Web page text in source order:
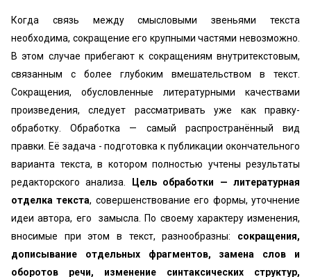
Когда связь между смысловыми звеньями текста
необходима, сокращение его крупными частями невозможно.
В этом случае прибегают к сокращениям внутритекстовым,
связанным с более глубоким вмешательством в текст.
Сокращения, обусловленные литературными качествами
произведения, следует рассматривать уже как правку-
обработку. Обработка — самый распространённый вид
правки. Её задача - подготовка к публикации окончательного
варианта текста, в котором полностью учтены результаты
редакторского анализа.
Цель обработки — литературная
отделка текста, совершенствование его формы, уточнение
идеи автора, его замысла. По своему характеру изменения,
вносимые при этом в текст, разнообразны: сокращения,
дописывание отдельных фрагментов, замена слов и
оборотов речи, изменение синтаксических структур,